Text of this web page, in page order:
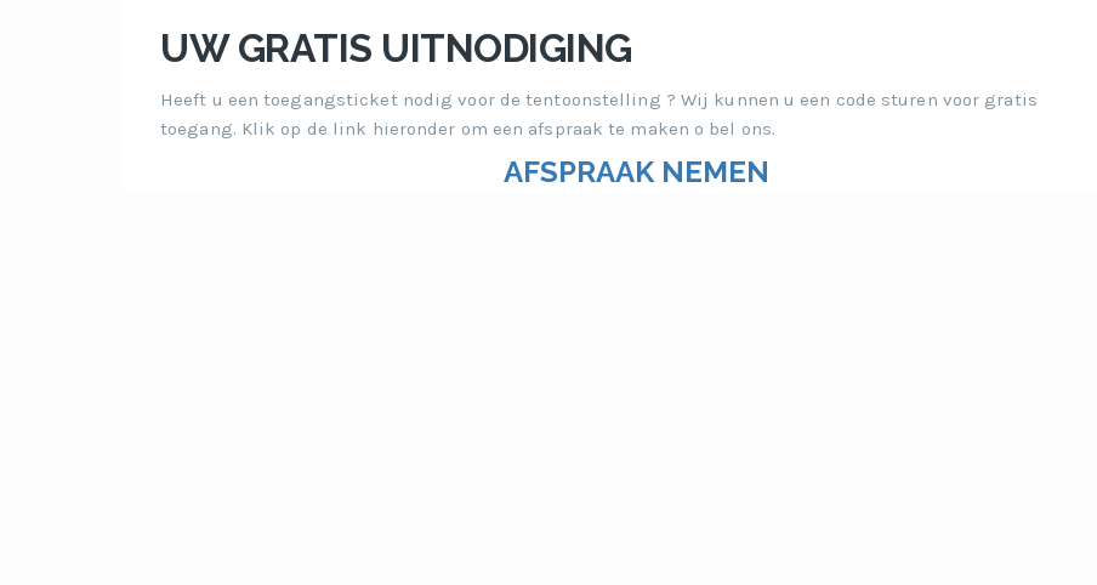
UW GRATIS UITNODIGING
Heeft u een toegangsticket nodig voor de tentoonstelling ? Wij kunnen u een code sturen voor gratis
toegang. Klik op de link hieronder om een afspraak te maken o bel ons.
AFSPRAAK NEMEN